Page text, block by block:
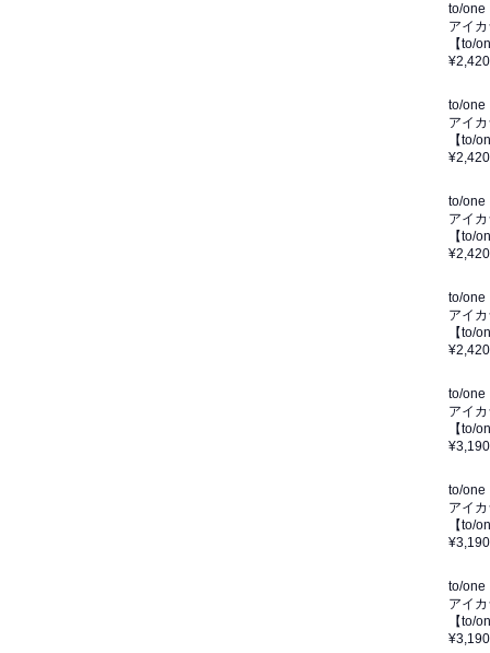
to/one
アイ
【to/
¥2,420
to/one
アイ
【to/
¥2,420
to/one
アイ
【to/
¥2,420
to/one
アイ
【to/
¥2,420
to/one
アイ
【to/
¥3,190
to/one
アイ
【to/
¥3,190
to/one
アイ
【to/
¥3,190